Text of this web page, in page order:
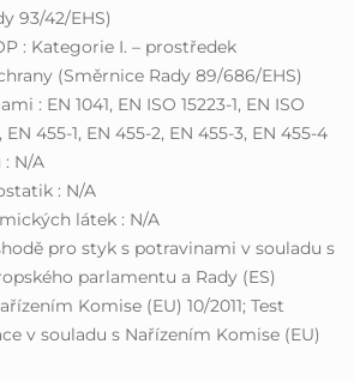
93/42/EHS)
: Kategorie I. – prostředek
(Směrnice Rady 89/686/EHS)
: EN 1041, EN ISO 15223-1, EN ISO
EN 455-1, EN 455-2, EN 455-3, EN 455-4
N/A
: N/A
látek : N/A
pro styk s potravinami v souladu s
parlamentu a Rady (ES)
Komise (EU) 10/2011; Test
v souladu s Nařízením Komise (EU)